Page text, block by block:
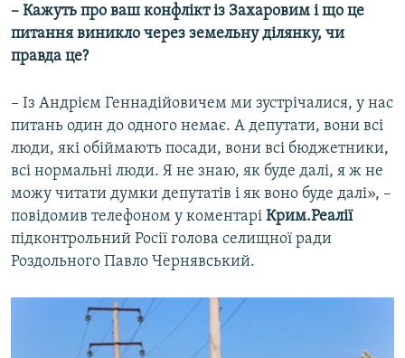
– Кажуть про ваш конфлікт із Захаровим і що це
питання виникло через земельну ділянку, чи
правда це?
– Із Андрієм Геннадійовичем ми зустрічалися, у нас
питань один до одного немає. А депутати, вони всі
люди, які обіймають посади, вони всі бюджетники,
всі нормальні люди. Я не знаю, як буде далі, я ж не
можу читати думки депутатів і як воно буде далі», –
повідомив телефоном у коментарі Крим.Реалії
підконтрольний Росії голова селищної ради
Роздольного Павло Чернявський.